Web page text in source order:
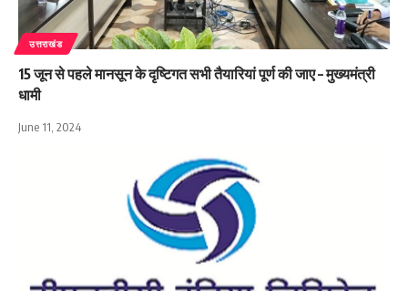
उत्तराखंड
15 जून से पहले मानसून के दृष्टिगत सभी तैयारियां पूर्ण की जाए – मुख्यमंत्री
धामी
June 11, 2024